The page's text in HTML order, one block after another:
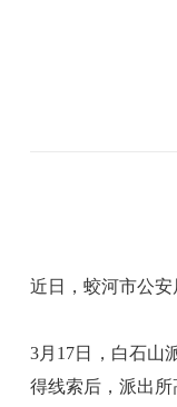
近日，蛟河市公
3月17日，白石山
得线索后，派出